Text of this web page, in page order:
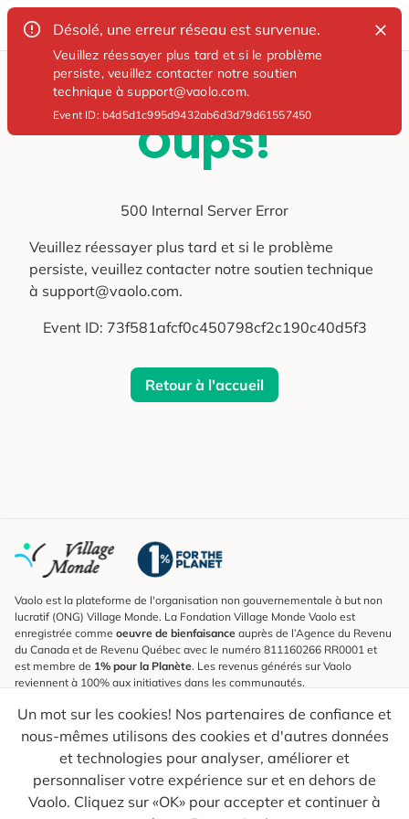
Désolé, une erreur réseau est survenue.
Veuillez réessayer plus tard et si le problème
persiste, veuillez contacter notre soutien
technique à support@vaolo.com.
Event ID: b4d5d1c995d9432ab6d3d79d61557450
Oups!
500 Internal Server Error
Veuillez réessayer plus tard et si le problème
persiste, veuillez contacter notre soutien technique
à support@vaolo.com.
Event ID: 73f581afcf0c450798cf2c190c40d5f3
Retour à l'accueil
Un mot sur les cookies! Nos partenaires de confiance et
nous-mêmes utilisons des cookies et d'autres données
et technologies pour analyser, améliorer et
personnaliser votre expérience sur et en dehors de
Vaolo. Cliquez sur «OK» pour accepter et continuer à
Vaolo est la plateforme de l'organisation non gouvernementale à but non
lucratif (ONG) Village Monde. La Fondation Village Monde Vaolo est
enregistrée comme oeuvre de bienfaisance auprès de l’Agence du Revenu
du Canada et de Revenu Québec avec le numéro 811160266 RR0001 et
est membre de 1% pour la Planète. Les revenus générés sur Vaolo
reviennent à 100% aux initiatives dans les communautés.
S'inscrire à l'infolettre
Pour connaître les nouveautés, suivre nos explorateurs et recevoir des
astuces pour des voyages plus conscients.
Ton courriel Envoyer